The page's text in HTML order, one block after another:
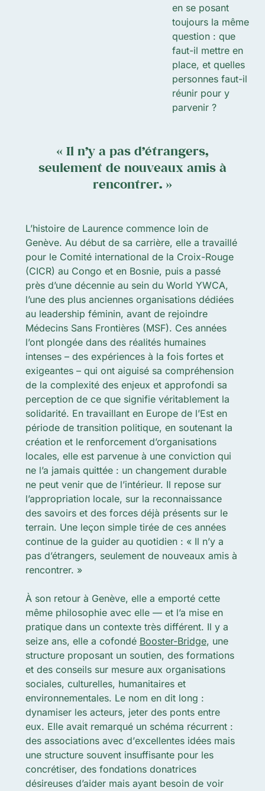
en se posant
toujours la même
question : que
faut-il mettre en
place, et quelles
personnes faut-il
réunir pour y
parvenir ?
« Il n’y a pas d’étrangers,
seulement de nouveaux amis à
rencontrer. »
L’histoire de Laurence commence loin de
Genève. Au début de sa carrière, elle a travaillé
pour le Comité international de la Croix-Rouge
(CICR) au Congo et en Bosnie, puis a passé
près d’une décennie au sein du World YWCA,
l’une des plus anciennes organisations dédiées
au leadership féminin, avant de rejoindre
Médecins Sans Frontières (MSF). Ces années
l’ont plongée dans des réalités humaines
intenses – des expériences à la fois fortes et
exigeantes – qui ont aiguisé sa compréhension
de la complexité des enjeux et approfondi sa
perception de ce que signifie véritablement la
solidarité. En travaillant en Europe de l’Est en
période de transition politique, en soutenant la
création et le renforcement d’organisations
locales, elle est parvenue à une conviction qui
ne l’a jamais quittée : un changement durable
ne peut venir que de l’intérieur. Il repose sur
l’appropriation locale, sur la reconnaissance
des savoirs et des forces déjà présents sur le
terrain. Une leçon simple tirée de ces années
continue de la guider au quotidien : « Il n’y a
pas d’étrangers, seulement de nouveaux amis à
rencontrer. »
À son retour à Genève, elle a emporté cette
même philosophie avec elle — et l’a mise en
pratique dans un contexte très différent. Il y a
seize ans, elle a cofondé Booster-Bridge, une
structure proposant un soutien, des formations
et des conseils sur mesure aux organisations
sociales, culturelles, humanitaires et
environnementales. Le nom en dit long :
dynamiser les acteurs, jeter des ponts entre
eux. Elle avait remarqué un schéma récurrent :
des associations avec d’excellentesidéesmais
une structure souvent insuffisante pour les
concrétiser, des fondations donatrices
désireuses d’aider mais ayant besoin de voir